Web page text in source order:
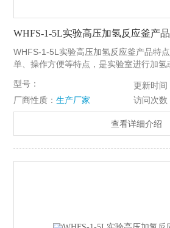
WHFS-1-5L实验高压加氢反应釜产
WHFS-1-5L实验高压加氢反应釜产品特
单、操作方便等特点，是实验室进行加
填充碳纤维等材料，适用于各种物料在不
拌。
型号： 更新时间
厂商性质：生产厂家 访问次数
查看详细介绍